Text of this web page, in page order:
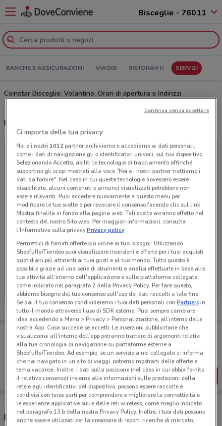
Bisceglie - 76011
BANCHE E ASSICURAZIONI VIAGGI RISTORANTI SERVIZI
Coinstar Bisceglie: Volantino, Orari di apertura e Indirizzi
Ultime offerte del volantino Coinstar
Ci dispiace, al momento non abbiamo pubblicato
volantini nella tua zona. Riprova più tardi.
Porta DoveConviene sempre con te!
Puoi trovare le migliori offerte dei negozi vicino a te,
salvarle e creare la tua lista del risparmio, comodamente
dal tuo cellulare.
SCARICA L’APP
Negozi Coinstar a Bisceglie
Ci importa della tua privacy
Noi e i nostri 1012partner archiviamo e accediamo ai dati personali,
come i dati di navigazione gli o identificatori univoci, sul tuo dispositivo.
Selezionando Accetto, abiliti le tecnologie di tracciamento affinché
supportino gli scopi mostrati alla voce "Noi e i nostri partner trattiamo i
dati da fornire". Nel caso in cui queste tecnologie dovessero essere
disabilitate, alcuni contenuti e annunci visualizzati potrebbero non
essere rilevanti. Puoi accedere nuovamente a questo menu per
modificare le tue scelte o per revocare il consenso facendo clic sul link
Mostra finalità in fondo alla pagina web. Tali scelte avranno effetto nel
contesto del nostro Sito web. Per maggiori informazioni, consulta
l'Informativa sulla privacy.Privacy policy
Permettici di fornirti offerte più vicine ai tuoi bisogni: Utilizzando
Shopfully/Tiendeo puoi visualizzare inserzioni e offerte per i tuoi acquisti
quotidiani più attinenti ai tuoi gusti e al tuo mondo. Tutto questo è
possibile grazie ad una serie di strumenti e analisi effettuate in base alle
tue attività all'interno dell'applicazione e sulle piattaforme collegate,
come indicato nel paragrafo 2 della Privacy Policy. Per fare questo,
abbiamo bisogno del tuo consenso sull'uso dei dati raccolti a tale fine.
Se dai il tuo consenso condivideremo i tuoi dati personali conPartnersin
tutto il mondo attraverso l’uso di SDK esterne. Puoi sempre cambiare
idea accedendo a Menu > Privacy > Personalizzazione, all’interno della
nostra App. Cosa succede se accetti: Le inserzioni pubblicitarie che
visualizzerai all'interno dell’app potranno trattare di argomenti relativi
alla tua cronologia di navigazione su piattaforme esterne a
Shopfully/Tiendeo. Ad esempio, se un servizio a noi collegato ci informa
che hai navigato in un sito di viaggi, potremo mostrarti delle offerte a
tema vacanze. Inoltre, i dati sulla posizione (nel caso in cui abbia fornito
il relativo consenso) insieme alle informazioni sulle prestazioni della
rete e agli identificativi del dispositivo, possono essere raccolte e
condivisi con terze parti per comprendere e migliorare la connettività e
le esperienze applicative sulle delle reti wireless, come meglio indicato
nel paragrafo 13.b della nostra Privacy Policy. Inoltre, i tuoi dati possono
anche essere utilizzati per la creazione di report, ricerche di mercato,
Continua senza accettare